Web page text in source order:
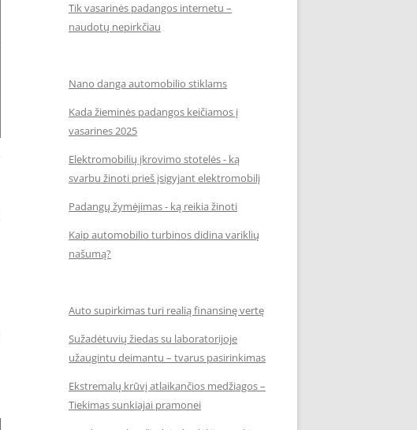
Tik vasarinės padangos internetu –
naudotų nepirkčiau
Nano danga automobilio stiklams
Kada žieminės padangos keičiamos į
vasarines 2025
Elektromobilių įkrovimo stotelės - ką
svarbu žinoti prieš įsigyjant elektromobilį
Padangų žymėjimas - ką reikia žinoti
Kaip automobilio turbinos didina variklių
našumą?
Auto supirkimas turi realią finansinę vertę
Sužadėtuvių žiedas su laboratorijoje
užaugintu deimantu – tvarus pasirinkimas
Ekstremalų krūvį atlaikančios medžiagos –
Tiekimas sunkiajai pramonei